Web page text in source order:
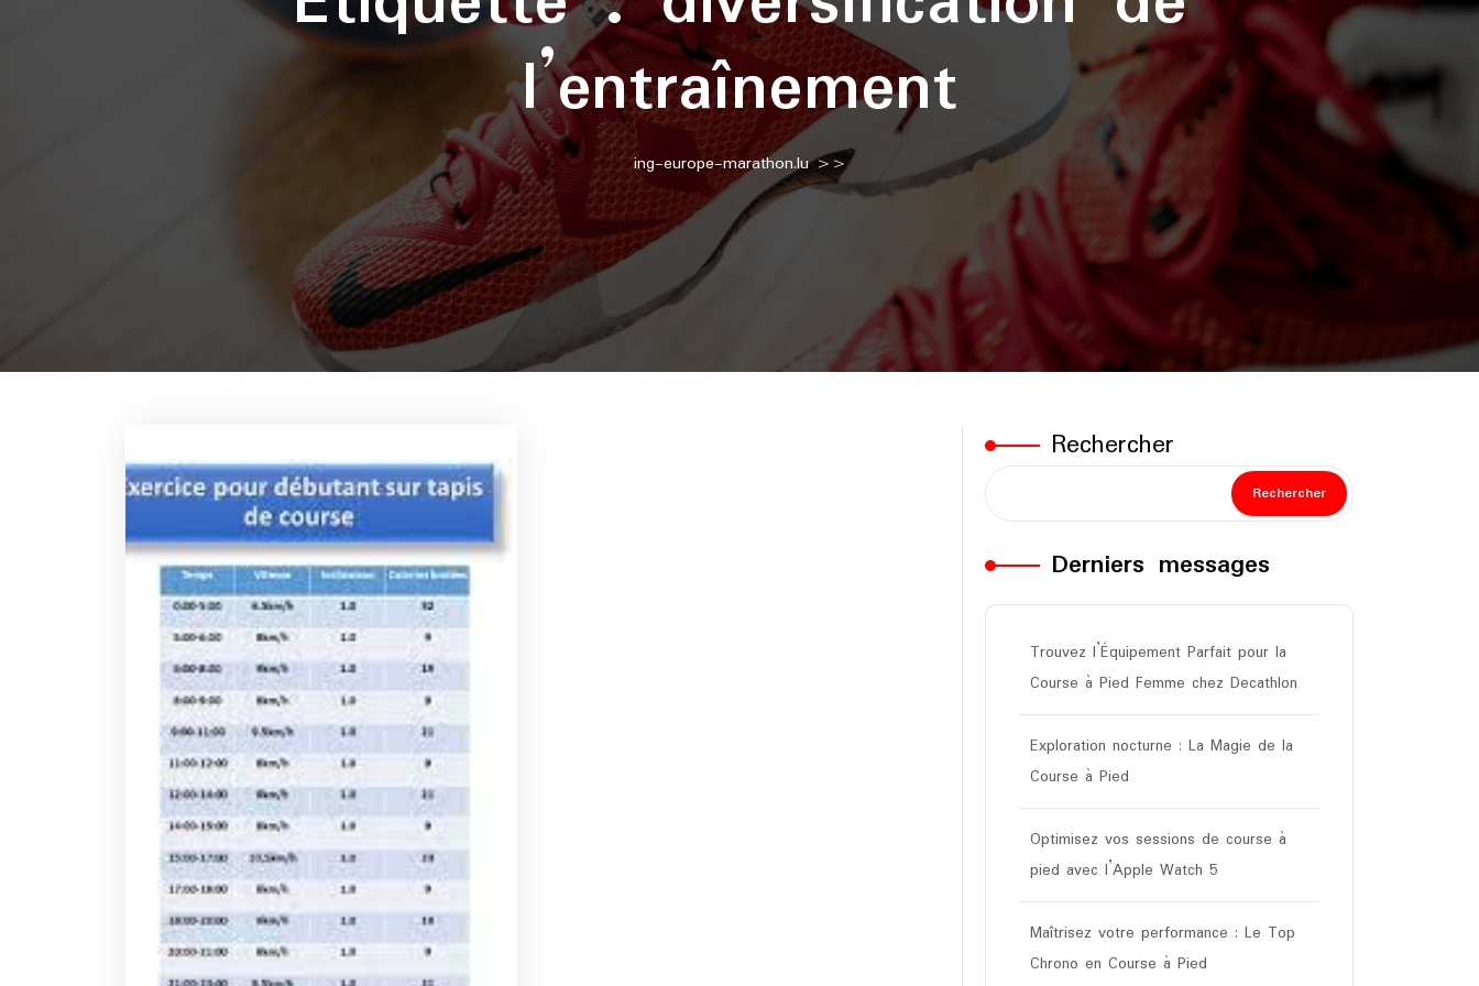
l’entraînement
ing-europe-marathon.lu>>
Rechercher
Rechercher
Derniers messages
Trouvez l’Équipement Parfait pour la
Course à Pied Femme chez Decathlon
Exploration nocturne : La Magie de la
Course à Pied
Optimisez vos sessions de course à
pied avec l’Apple Watch 5
Maîtrisez votre performance : Le Top
Chrono en Course à Pied